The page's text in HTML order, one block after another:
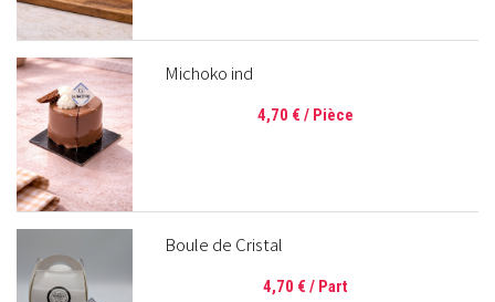
Michoko ind
4,70 € / Pièce
Boule de Cristal
4,70 € / Part